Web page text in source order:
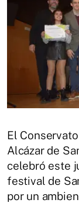
El
Alcázar de
celebró este
festival de
por un